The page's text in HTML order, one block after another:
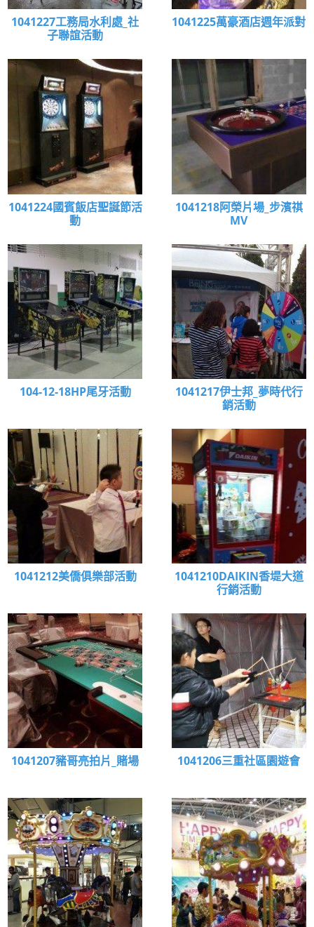
1041227工務局水利處_社
子聯誼活動
1041225萬豪酒店週年派對
1041224國賓飯店聖誕節活
動
1041218阿榮片場_步濱祺
MV
104-12-18HP尾牙活動
1041217伊士邦_夢時代行
銷活動
1041212美僑俱樂部活動
1041210DAIKIN香堤大道
行銷活動
1041207豬哥亮拍片_賭場 1041206三重社區園遊會